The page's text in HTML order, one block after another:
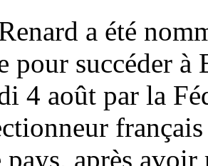
a été
pour succéder à
4 août par la
pays, après